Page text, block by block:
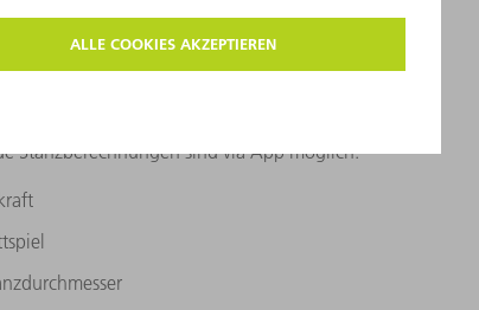
Blechen geht.
Stanzberechnungen sind via App möglich: